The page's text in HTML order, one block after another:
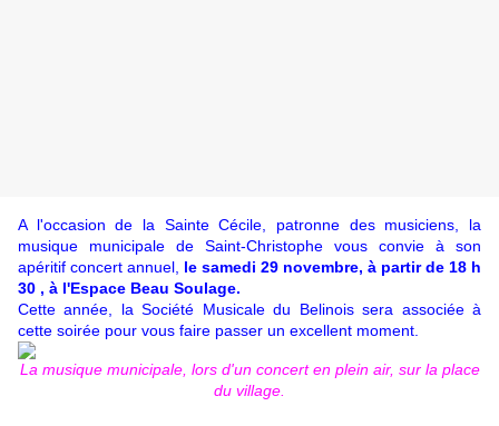
A l'occasion de la Sainte Cécile, patronne des musiciens, la
musique municipale de Saint-Christophe vous convie à son
apéritif concert annuel, le samedi 29 novembre, à partir de 18 h
30 , à l'Espace Beau Soulage.
Cette année, la Société Musicale du Belinois sera associée à
cette soirée pour vous faire passer un excellent moment.
La musique municipale, lors d'un concert en plein air, sur la place
du village.